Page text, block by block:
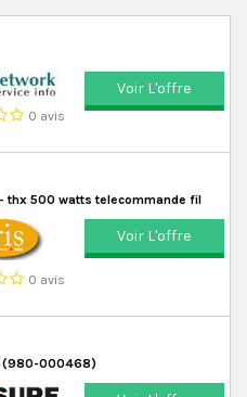
0 avis
Voir L'offre
thx 500 watts telecommande fil
0 avis
Voir L'offre
(980-000468)